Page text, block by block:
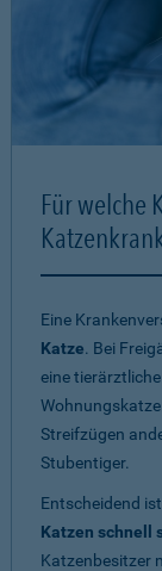
Für welche
Eine
Katze. Bei
eine
Streifzügen
Stubentiger.
Entscheidend
Katzen schnell
Katzenbesitzer